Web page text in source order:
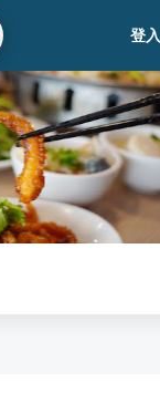
登入